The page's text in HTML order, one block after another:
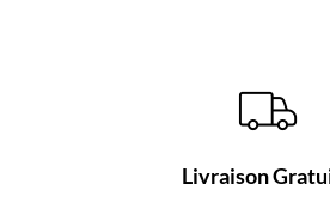
Livraison